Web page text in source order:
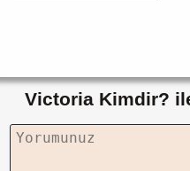
Victoria Kimdir?